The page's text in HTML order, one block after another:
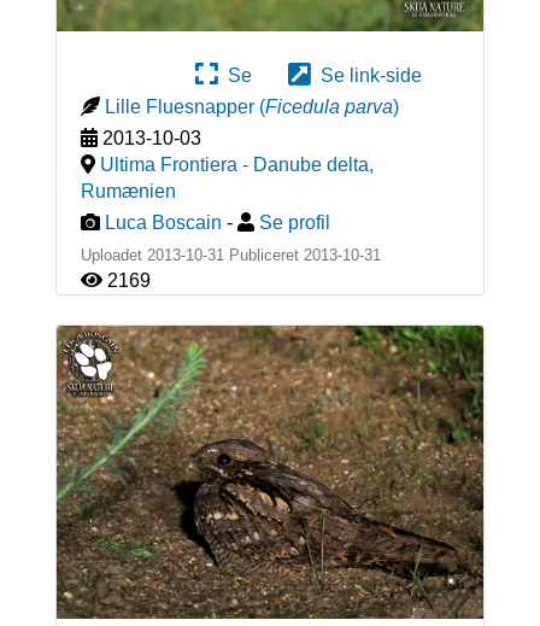
Se
Se link-side
Lille Fluesnapper (Ficedula parva)
2013-10-03
Ultima Frontiera - Danube delta,
Rumænien
Luca Boscain - Se profil
Uploadet 2013-10-31 Publiceret 2013-10-31
2169